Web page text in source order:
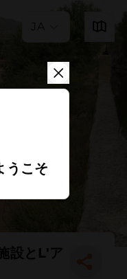
JA
設とL'ア
うこそ